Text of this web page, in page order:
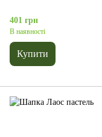
401 грн
В наявності
Купити